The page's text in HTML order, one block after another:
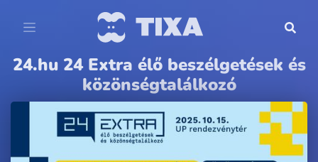
24.hu 24 Extra élő beszélgetések és
közönségtalálkozó